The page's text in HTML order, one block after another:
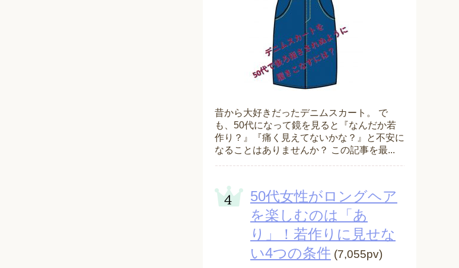
昔から大好きだったデニムスカート。 で
も、50代になって鏡を見ると『なんだか若
作り？』『痛く見えてないかな？』と不安に
なることはありませんか？ この記事を最...
50代女性がロングヘア
を楽しむのは「あ
り」！若作りに見せな
い4つの条件 (7,055pv)